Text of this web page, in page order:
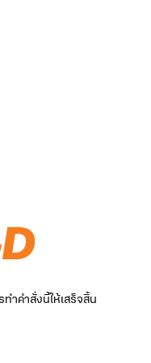
ำคำสั่งนี้ให้เสร็จสิ้น